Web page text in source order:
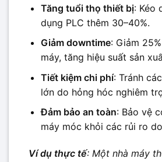
Tăng tuổi thọ thiết bị: Kéo
dụng PLC thêm 30–40%.
Giảm downtime: Giảm
máy, tăng hiệu suất sản
Tiết kiệm chi phí: Tránh
lớn do hỏng hóc nghiêm
Đảm bảo an toàn: Bảo vệ
máy móc khỏi các rủi ro
Ví dụ thực tế: Một nhà máy